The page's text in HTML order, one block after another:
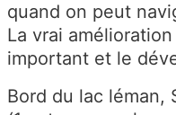
quand on peut
La vrai
important et le
Bord du lac léman,